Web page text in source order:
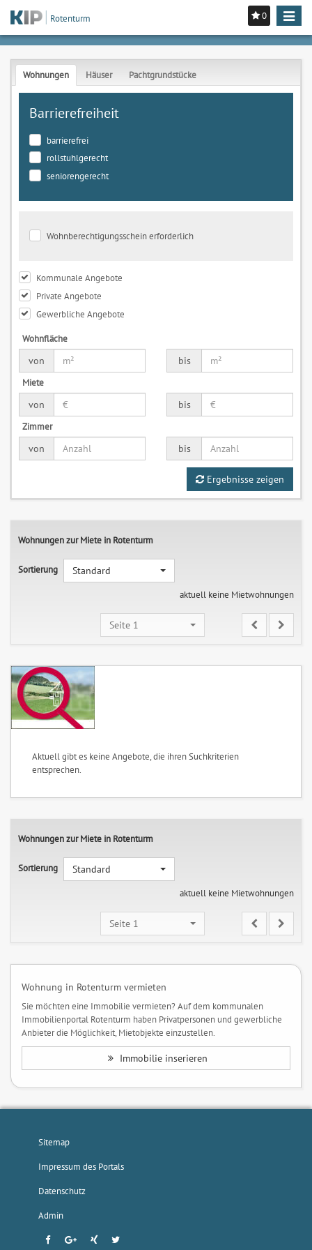
0
Toggle
Rotenturm
Wohnungen Häuser Pachtgrundstücke
Barrierefreiheit
barrierefrei
rollstuhlgerecht
seniorengerecht
Wohnberechtigungsschein erforderlich
Kommunale Angebote
Private Angebote
Gewerbliche Angebote
Wohnfläche
von
bis
Miete
von
bis
Zimmer
von
bis
Ergebnisse zeigen
Wohnungen zur Miete in Rotenturm
Sortierung
Standard
aktuell keine Mietwohnungen
Seite 1
Aktuell gibt es keine Angebote, die ihren Suchkriterien
entsprechen.
Wohnungen zur Miete in Rotenturm
Sortierung
Standard
aktuell keine Mietwohnungen
Seite 1
Wohnung in Rotenturm vermieten
Sie möchten eine Immobilie vermieten? Auf dem kommunalen
Immobilienportal Rotenturm haben Privatpersonen und gewerbliche
Anbieter die Möglichkeit, Mietobjekte einzustellen.
Immobilie inserieren
Sitemap
Impressum des Portals
Datenschutz
Admin